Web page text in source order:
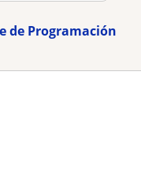
de Programación